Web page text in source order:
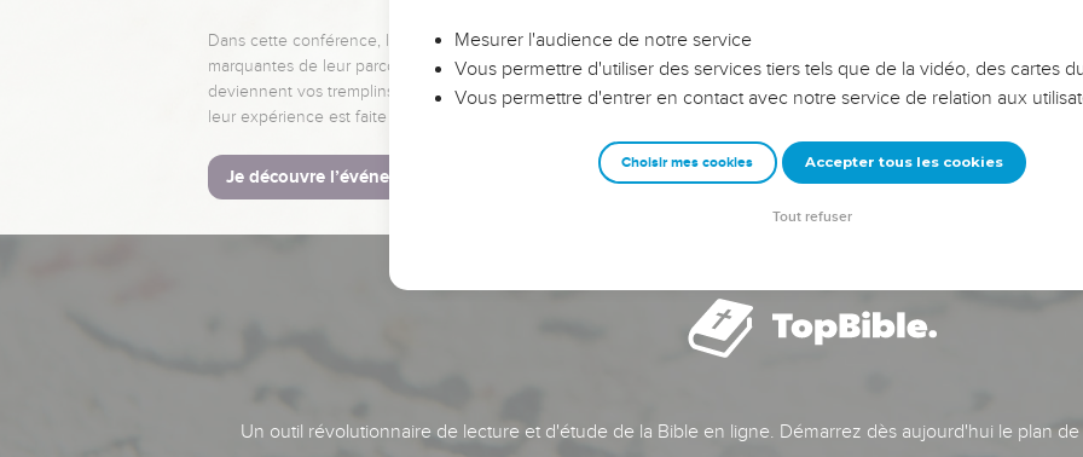
Dans cette conférence, leaders, entrepreneurs, et responsables reviennent sur les erreurs
marquantes de leur parcours et les clés pour avancer avec plus de sagesse afin que leurs erreurs
deviennent vos tremplins. Que vous guidiez un ministère, une équipe, un groupe ou une famille,
leur expérience est faite pour vous.
Je découvre l’événement
Un outil révolutionnaire de lecture et d'étude de la Bible en ligne. Démarrez dès aujourd'hui le plan
Mesurer l'audience de notre service
Vous permettre d'utiliser des services tiers tels que de la vidéo, des cartes
Vous permettre d'entrer en contact avec notre service de relation aux
Choisir mes cookies Accepter tous les cookies
Tout refuser